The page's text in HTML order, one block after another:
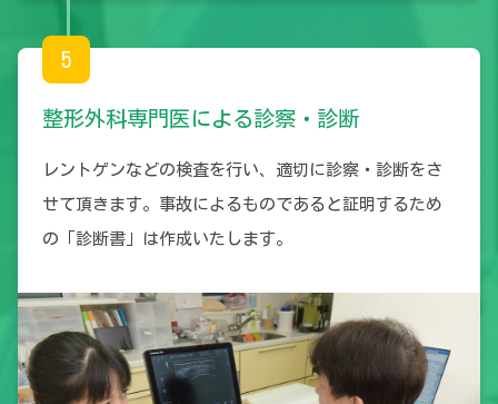
5
整形外科専門医による診察・診断
レントゲンなどの検査を行い、適切に診察・診断をさ
せて頂きます。事故によるものであると証明するため
の「診断書」は作成いたします。